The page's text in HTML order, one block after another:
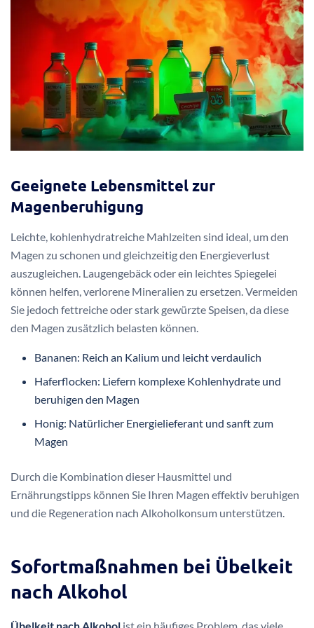
Geeignete Lebensmittel zur
Magenberuhigung
Leichte, kohlenhydratreiche Mahlzeiten sind ideal, um den
Magen zu schonen und gleichzeitig den Energieverlust
auszugleichen. Laugengebäck oder ein leichtes Spiegelei
können helfen, verlorene Mineralien zu ersetzen. Vermeiden
Sie jedoch fettreiche oder stark gewürzte Speisen, da diese
den Magen zusätzlich belasten können.
Bananen: Reich an Kalium und leicht verdaulich
Haferflocken: Liefern komplexe Kohlenhydrate und
beruhigen den Magen
Honig: Natürlicher Energielieferant und sanft zum
Magen
Durch die Kombination dieser Hausmittel und
Ernährungstipps können Sie Ihren Magen effektiv beruhigen
und die Regeneration nach Alkoholkonsum unterstützen.
Sofortmaßnahmen bei Übelkeit
nach Alkohol
Übelkeit nach Alkohol ist ein häufiges Problem, das viele